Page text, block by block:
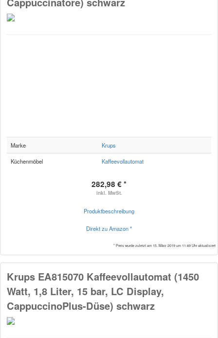
Marke Krups
Küchenmöbel Kaffeevollautomat
282,98 € *
inkl. MwSt.
Produktbeschreibung
Direkt zu Amazon *
* Preis wurde zuletzt am 15. März 2019 um 11:49 Uhr aktualisiert
Krups EA815070 Kaffeevollautomat (1450
Watt, 1,8 Liter, 15 bar, LC Display,
CappuccinoPlus-Düse) schwarz